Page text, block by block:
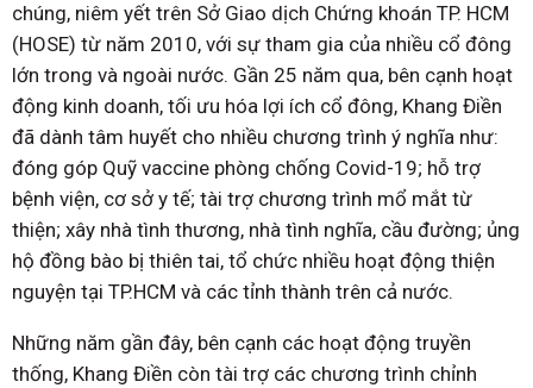
chúng, niêm yết trên Sở Giao dịch Chứng khoán TP. HCM
(HOSE) từ năm 2010, với sự tham gia của nhiều cổ đông
lớn trong và ngoài nước. Gần 25 năm qua, bên cạnh hoạt
động kinh doanh, tối ưu hóa lợi ích cổ đông, Khang Điền
đã dành tâm huyết cho nhiều chương trình ý nghĩa như:
đóng góp Quỹ vaccine phòng chống Covid-19; hỗ trợ
bệnh viện, cơ sở y tế; tài trợ chương trình mổ mắt từ
thiện; xây nhà tình thương, nhà tình nghĩa, cầu đường; ủng
hộ đồng bào bị thiên tai, tổ chức nhiều hoạt động thiện
nguyện tại TP.HCM và các tỉnh thành trên cả nước.
Những năm gần đây, bên cạnh các hoạt động truyền
thống, Khang Điền còn tài trợ các chương trình chỉnh